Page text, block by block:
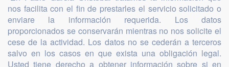
nos facilita con el fin de prestarles el servicio solicitado o
enviare la información requerida. Los datos
proporcionados se conservarán mientras no nos solicite el
cese de la actividad. Los datos no se cederán a terceros
salvo en los casos en que exista una obligación legal.
Usted tiene derecho a obtener información sobre si en